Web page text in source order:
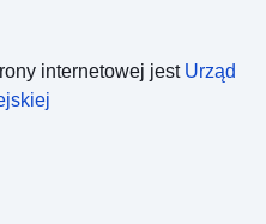
internetowej jest Urząd